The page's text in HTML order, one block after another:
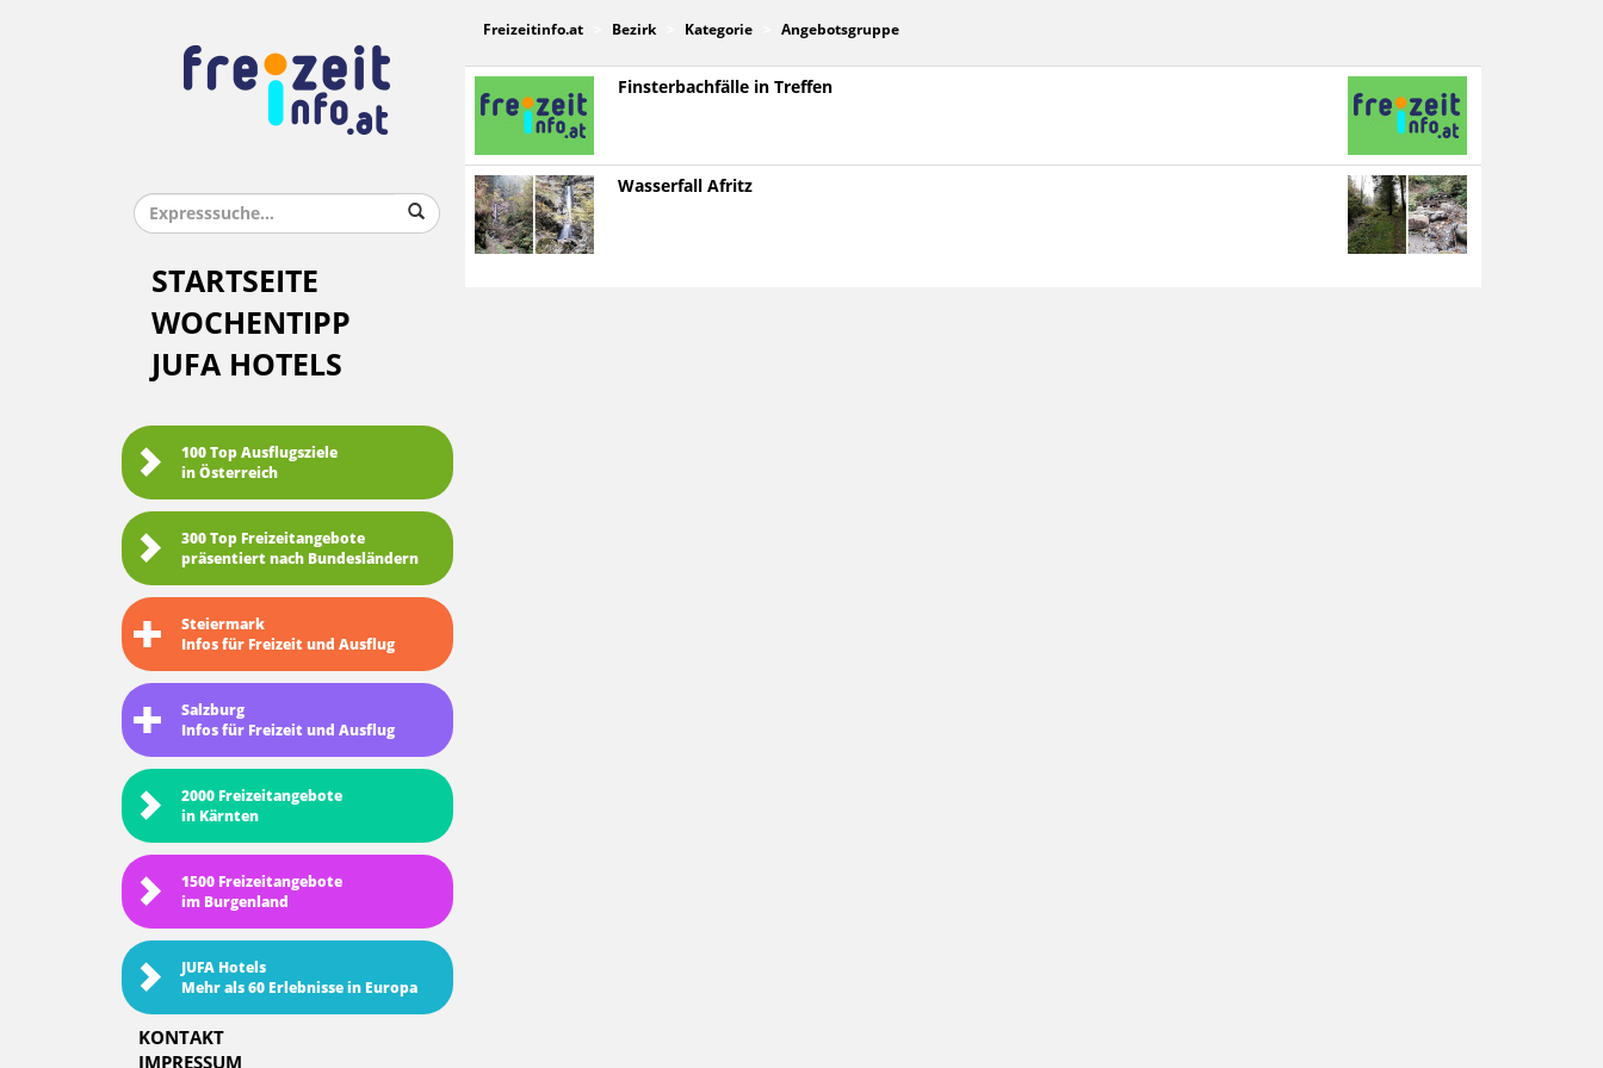
STARTSEITE
WOCHENTIPP
JUFA HOTELS
100 Top Ausflugsziele
in Österreich
300 Top Freizeitangebote
präsentiert nach Bundesländern
Steiermark
Infos für Freizeit und Ausflug
Salzburg
Infos für Freizeit und Ausflug
2000 Freizeitangebote
in Kärnten
1500 Freizeitangebote
im Burgenland
JUFA Hotels
Mehr als 60 Erlebnisse in Europa
KONTAKT
IMPRESSUM
Freizeitinfo.at Bezirk Kategorie Angebotsgruppe
Finsterbachfälle in Treffen
Wasserfall Afritz